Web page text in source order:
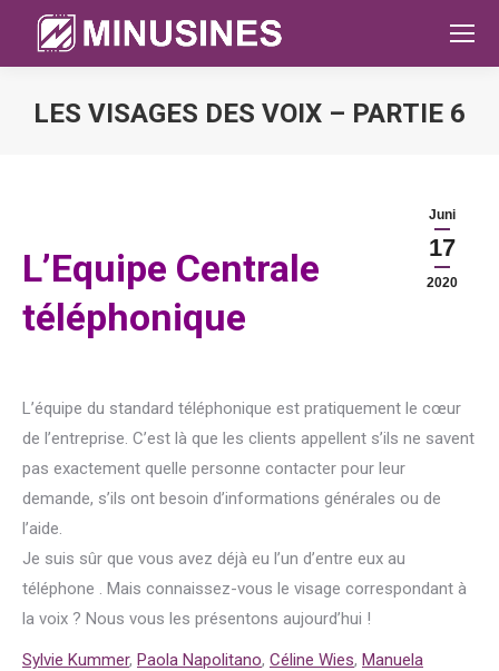
LES VISAGES DES VOIX – PARTIE 6
Juni
17
2020
L’Equipe Centrale
téléphonique
L’équipe du standard téléphonique est pratiquement le cœur
de l’entreprise. C’est là que les clients appellent s’ils ne savent
pas exactement quelle personne contacter pour leur
demande, s’ils ont besoin d’informations générales ou de
l’aide.
Je suis sûr que vous avez déjà eu l’un d’entre eux au
téléphone . Mais connaissez-vous le visage correspondant à
la voix ? Nous vous les présentons aujourd’hui !
Sylvie Kummer, Paola Napolitano, Céline Wies, Manuela